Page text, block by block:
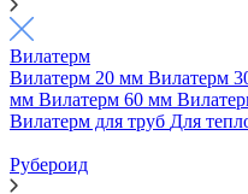
Вилатерм
Вилатерм 20 мм Вилатерм
мм Вилатерм 60 мм
Вилатерм для труб Для
Рубероид